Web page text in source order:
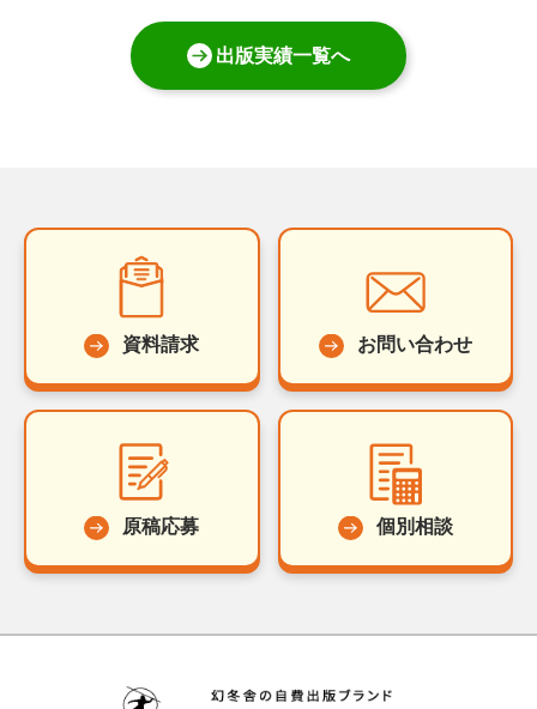
出版実績一覧へ
資料請求 お問い合わせ
原稿応募 個別相談